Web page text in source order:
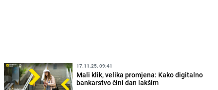
17.11.25. 09:41
Mali klik, velika promjena: Kako digitalno
bankarstvo čini dan lakšim